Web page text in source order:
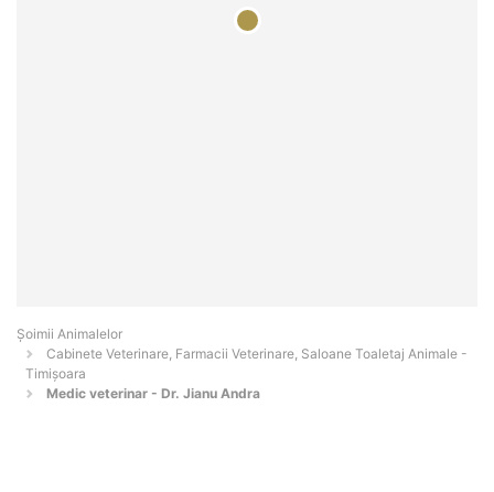
Şoimii Animalelor
Cabinete Veterinare, Farmacii Veterinare, Saloane Toaletaj Animale -
Timişoara
Medic veterinar - Dr. Jianu Andra